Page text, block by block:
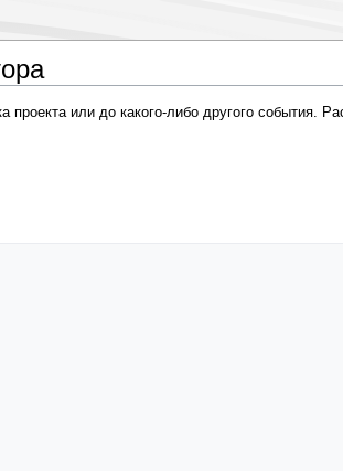
или до какого-либо другого события.